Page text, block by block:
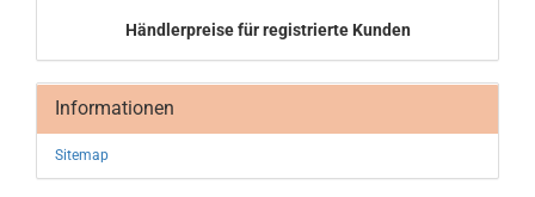
Händlerpreise für registrierte Kunden
Informationen
Sitemap